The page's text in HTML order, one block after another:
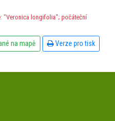
"Veronica longifolia"; počáteční
na mapě Verze pro tisk